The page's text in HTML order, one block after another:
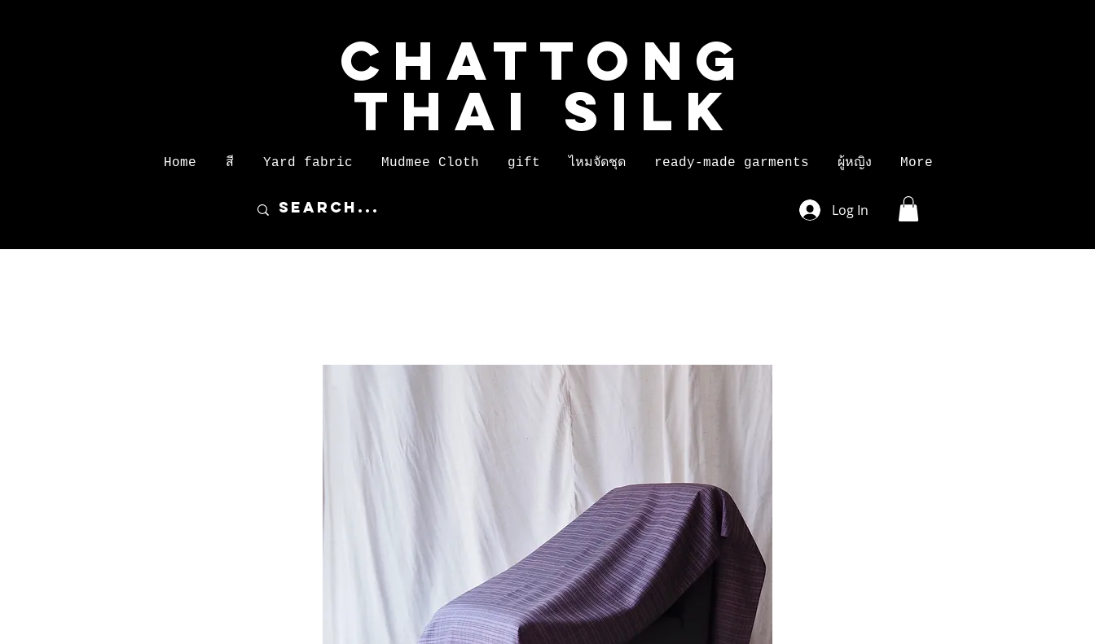
CHATTONG
THAI SILK
Home สี Yard fabric Mudmee Cloth gift ไหมจัดชุด ready-made garments ผู้หญิง More
Log In